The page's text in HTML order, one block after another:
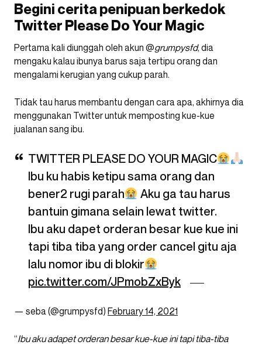
Begini cerita penipuan berkedok
Twitter Please Do Your Magic
Pertama kali diunggah oleh akun @grumpysfd, dia
mengaku kalau ibunya barus saja tertipu orang dan
mengalami kerugian yang cukup parah.
Tidak tau harus membantu dengan cara apa, akhirnya dia
menggunakan Twitter untuk memposting kue-kue
jualanan sang ibu.
TWITTER PLEASE DO YOUR MAGIC
Ibu ku habis ketipu sama orang dan
bener2 rugi parah
Aku ga tau harus
bantuin gimana selain lewat twitter.
Ibu aku dapet orderan besar kue kue ini
tapi tiba tiba yang order cancel gitu aja
lalu nomor ibu di blokir
pic.twitter.com/JPmobZxByk
— seba (@grumpysfd) February 14, 2021
“Ibu aku adapet orderan besar kue-kue ini tapi tiba-tiba